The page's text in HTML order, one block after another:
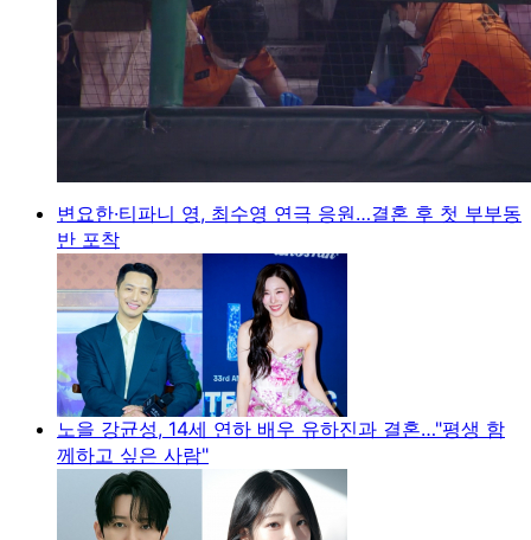
변요한·티파니 영, 최수영 연극 응원…결혼 후 첫 부부동
반 포착
노을 강균성, 14세 연하 배우 유하진과 결혼…"평생 함
께하고 싶은 사람"